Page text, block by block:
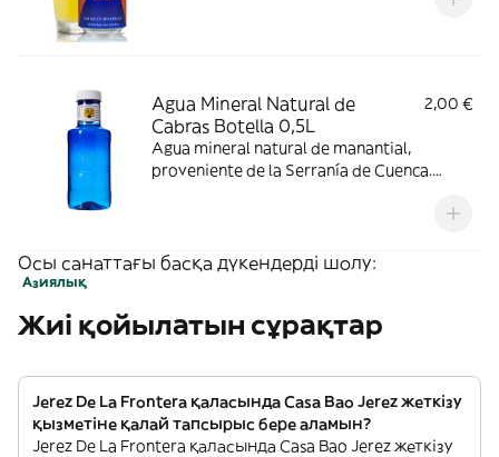
Agua Mineral Natural de
Cabras Botella 0,5L
2,00 €
Agua mineral natural de manantial,
proveniente de la Serranía de Cuenca.
Осы санаттағы басқа дүкендерді шолу:
Азиялық
Жиі қойылатын сұрақтар
Jerez De La Frontera қаласында Casa Bao Jerez жеткізу
қызметіне қалай тапсырыс бере аламын?
Jerez De La Frontera қаласында Casa Bao Jerez жеткізу